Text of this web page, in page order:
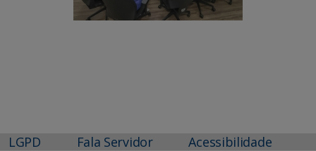
LGPD Fala Servidor Acessibilidade